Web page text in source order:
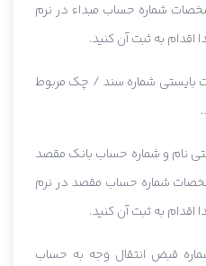
شماره حساب مبداء در نرم
اقدام به ثبت آن کنید.
بایستی شماره سند / چک مربوط
نام و شماره حساب بانک مقصد
شماره حساب مقصد در نرم
اقدام به ثبت آن کنید.
قبض انتقال وجه به حساب